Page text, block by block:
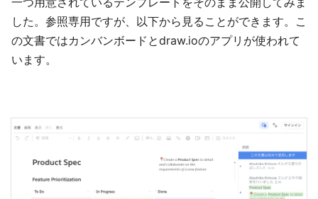
した。参照専用ですが、以下から見ることができます。こ
の文書ではカンバンボードとdraw.ioのアプリが使われて
います。